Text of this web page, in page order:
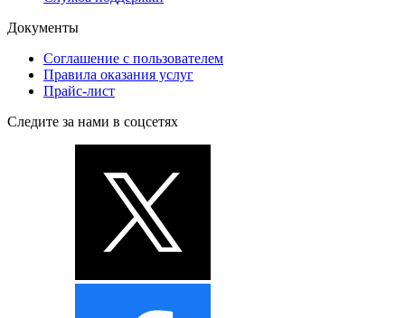
Документы
Соглашение с пользователем
Правила оказания услуг
Прайс-лист
Следите за нами в соцсетях